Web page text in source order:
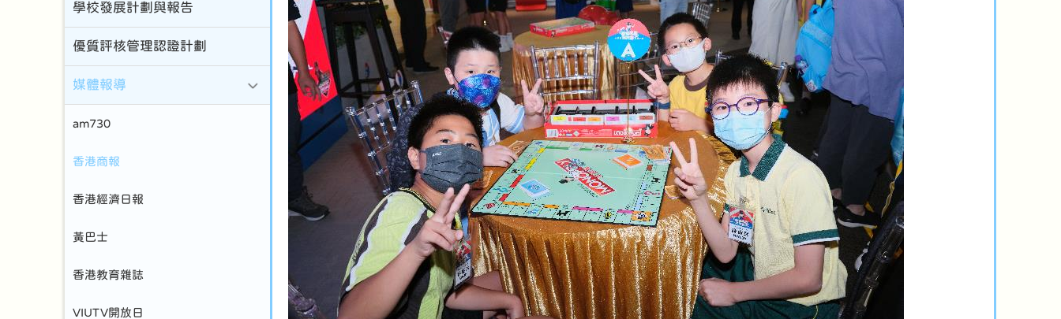
學校發展計劃與報告
優質評核管理認證計劃
媒體報導
am730
香港商報
香港經濟日報
黃巴士
香港教育雜誌
VIUTV開放日